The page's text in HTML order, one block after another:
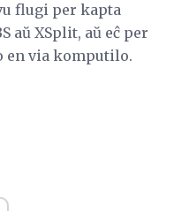
flugi per kapta
aŭ XSplit, aŭ eĉ per
en via komputilo.